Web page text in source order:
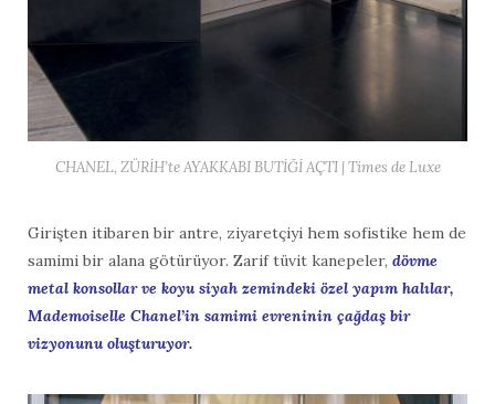
CHANEL, ZÜRİH’te AYAKKABI BUTİĞİ AÇTI | Times de Luxe
Girişten itibaren bir antre, ziyaretçiyi hem sofistike hem de
samimi bir alana götürüyor. Zarif tüvit kanepeler, dövme
metal konsollar ve koyu siyah zemindeki özel yapım halılar,
Mademoiselle Chanel’in samimi evreninin çağdaş bir
vizyonunu oluşturuyor.